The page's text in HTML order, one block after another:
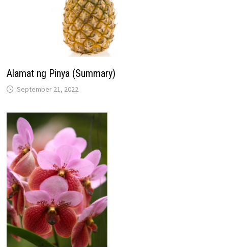
Alamat ng Pinya (Summary)
September 21, 2022